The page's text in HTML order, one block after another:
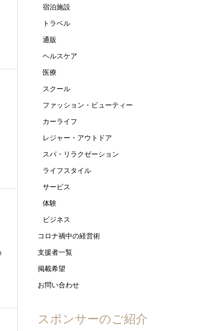
宿泊施設
トラベル
通販
ヘルスケア
医療
スクール
ファッション・ビューティー
カーライフ
レジャー・アウトドア
スパ・リラクゼーション
ライフスタイル
サービス
体験
ビジネス
コロナ禍中の経営術
支援者一覧
掲載希望
お問い合わせ
スポンサーのご紹介